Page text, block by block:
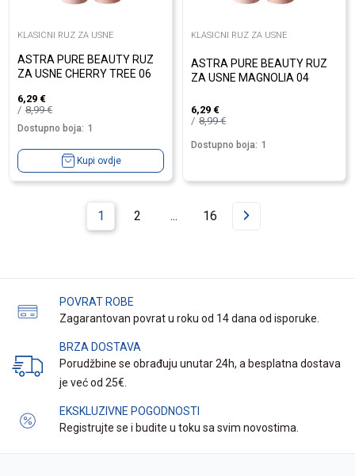
KLASICNI RUZ ZA USNE
ASTRA PURE BEAUTY RUZ
ZA USNE CHERRY TREE 06
6,29 €
8,99€
Dostupno boja: 1
Kupi ovdje
KLASICNI RUZ ZA USNE
ASTRA PURE BEAUTY RUZ
ZA USNE MAGNOLIA 04
6,29 €
8,99€
Dostupno boja: 1
1 2 ... 16
POVRAT ROBE
Zagarantovan povrat u roku od 14 dana od isporuke.
BRZA DOSTAVA
Porudžbine se obrađuju unutar 24h, a besplatna dostava
je već od 25€.
EKSKLUZIVNE POGODNOSTI
Registrujte se i budite u toku sa svim novostima.